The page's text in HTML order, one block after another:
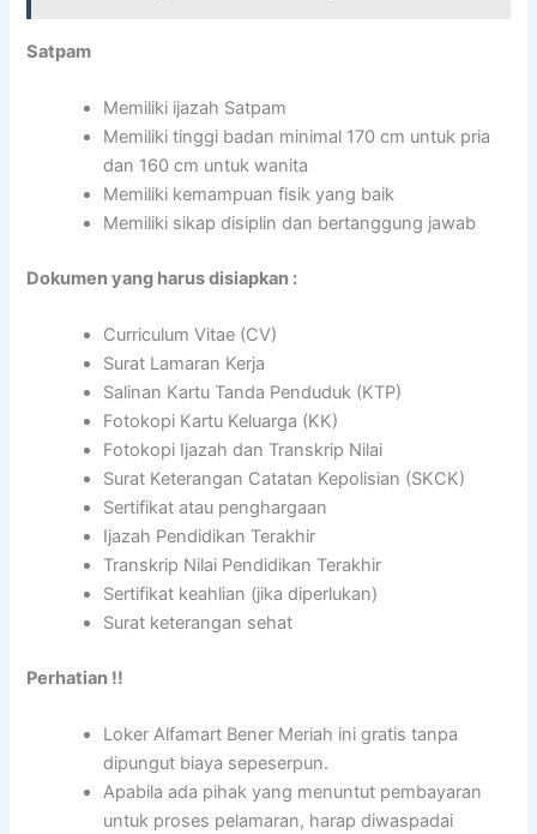
Satpam
Memiliki ijazah Satpam
Memiliki tinggi badan minimal 170 cm untuk pria
dan 160 cm untuk wanita
Memiliki kemampuan fisik yang baik
Memiliki sikap disiplin dan bertanggung jawab
Dokumen yang harus disiapkan :
Curriculum Vitae (CV)
Surat Lamaran Kerja
Salinan Kartu Tanda Penduduk (KTP)
Fotokopi Kartu Keluarga (KK)
Fotokopi Ijazah dan Transkrip Nilai
Surat Keterangan Catatan Kepolisian (SKCK)
Sertifikat atau penghargaan
Ijazah Pendidikan Terakhir
Transkrip Nilai Pendidikan Terakhir
Sertifikat keahlian (jika diperlukan)
Surat keterangan sehat
Perhatian !!
Loker Alfamart Bener Meriah ini gratis tanpa
dipungut biaya sepeserpun.
Apabila ada pihak yang menuntut pembayaran
untuk proses pelamaran, harap diwaspadai